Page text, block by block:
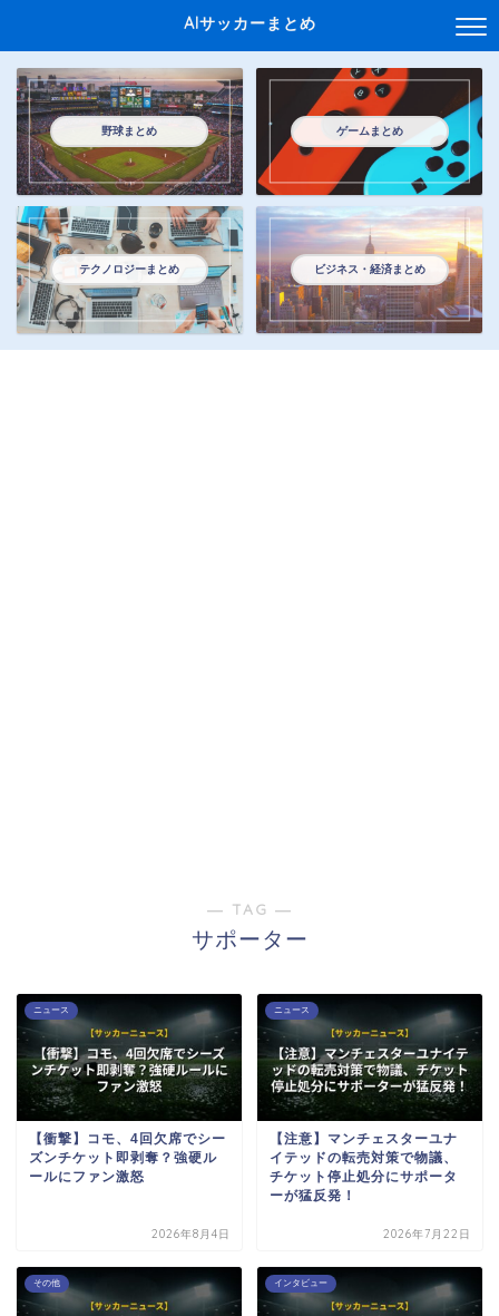
AIサッカーまとめ
野球まとめ ゲームまとめ
テクノロジーまとめ ビジネス・経済まとめ
― TAG ―
サポーター
ニュース
【衝撃】コモ、4回欠席でシー
ズンチケット即剥奪？強硬ル
ールにファン激怒
2026年8月4日
ニュース
【注意】マンチェスターユナ
イテッドの転売対策で物議、
チケット停止処分にサポータ
ーが猛反発！
2026年7月22日
その他 インタビュー